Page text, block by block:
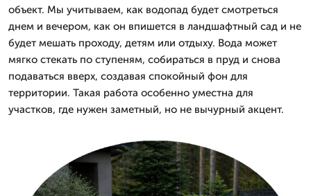
объект. Мы учитываем, как водопад будет смотреться
днем и вечером, как он впишется в ландшафтный сад и не
будет мешать проходу, детям или отдыху. Вода может
мягко стекать по ступеням, собираться в пруд и снова
подаваться вверх, создавая спокойный фон для
территории. Такая работа особенно уместна для
участков, где нужен заметный, но не вычурный акцент.